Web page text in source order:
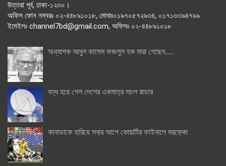
উত্তরা পূর্ব, ঢাকা-১২৩০।
অফিস ফোন নম্বরঃ ০২-৪৪৮৯১০১৮, মোবাঃ০১৯৭০৫৭২৯৩৪, ০১৭১৩৩৯৪৭৯৯
ইমেইলঃ channel7bd@gmail.com, অফিসঃ ০২-৪৪৮৯১০১৮
অধ্যাপক আবুল কাসেম ফজলুল হক মারা গেছেন….
বন্ধ হয়ে গেল দেশের একমাত্র সচল রাডার
কানাডাকে হারিয়ে সবার আগে কোয়ার্টার ফাইনালে মরক্কো